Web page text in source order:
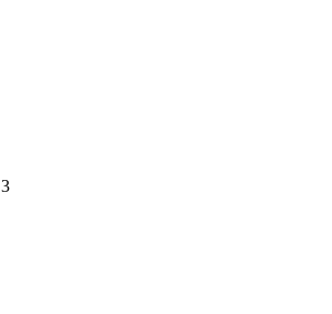
3